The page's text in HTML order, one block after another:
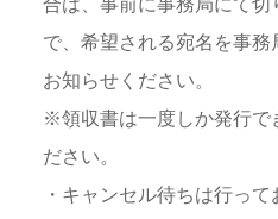
合は、事前に事務局にて
で、希望される宛名を事
お知らせください。
※領収書は一度しか発行で
ださい。
・キャンセル待ちは行っ